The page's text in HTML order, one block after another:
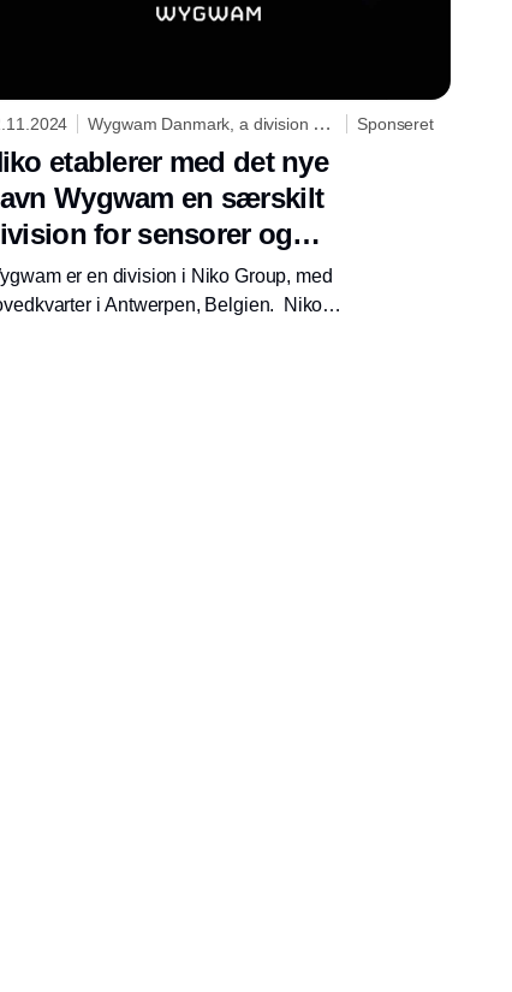
Wygwam Danmark, a division of
Sponseret
etablerer med det nye
Wygwam en særskilt
for sensorer og
er en division i Niko Group, med
i Antwerpen, Belgien. Niko